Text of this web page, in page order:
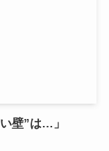
壁”は…」